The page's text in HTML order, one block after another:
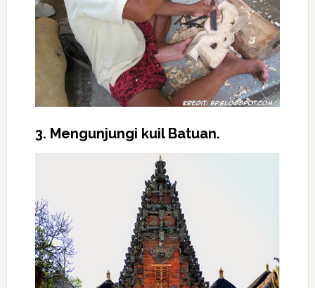
3. Mengunjungi kuil Batuan.